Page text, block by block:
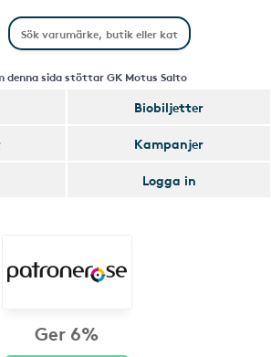
denna sida stöttar GK Motus Salto
Biobiljetter
Kampanjer
Logga in
Ger 6%